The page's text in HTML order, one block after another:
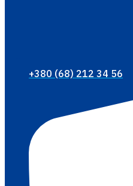
+380 (68) 212 34 56